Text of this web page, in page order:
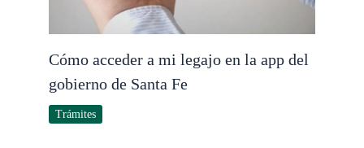
Cómo acceder a mi legajo en la app del
gobierno de Santa Fe
Trámites